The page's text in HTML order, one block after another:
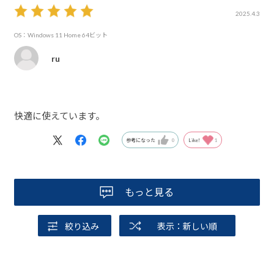
2025.4.3
OS：Windows 11 Home 64ビット
ru
快適に使えています。
参考になった 0 Like! 1
もっと見る
絞り込み 表示：新しい順